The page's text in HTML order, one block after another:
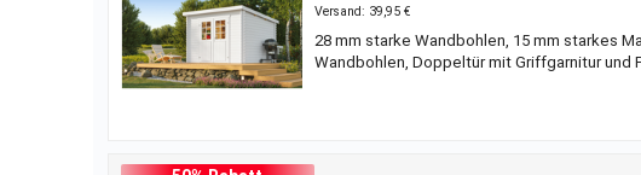
Versand: 39,95 €
28 mm starke Wandbohlen, 15 mm starkes
Wandbohlen, Doppeltür mit Griffgarnitur
Stabilität erhält das Haus aus